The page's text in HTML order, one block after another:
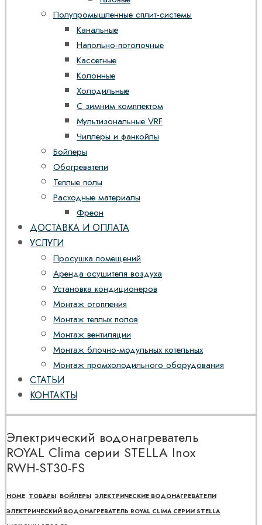
Полупромышленные сплит-системы
Канальные
Напольно-потолочные
Кассетные
Колонные
Холодильные
С зимним комплектом
Мультизональные VRF
Чиллеры и фанкойлы
Бойлеры
Обогреватели
Теплые полы
Расходные материалы
Фреон
ДОСТАВКА И ОПЛАТА
УСЛУГИ
Просушка помещений
Аренда осушителя воздуха
Установка кондиционеров
Монтаж отопления
Монтаж теплых полов
Монтаж вентиляции
Монтаж блочно-модульных котельных
Монтаж промхолодильного оборудования
СТАТЬИ
КОНТАКТЫ
Электрический водонагреватель
ROYAL Clima cерии STELLA Inox
RWH-ST30-FS
HOME ТОВАРЫ БОЙЛЕРЫ ЭЛЕКТРИЧЕСКИЕ ВОДОНАГРЕВАТЕЛИ
ЭЛЕКТРИЧЕСКИЙ ВОДОНАГРЕВАТЕЛЬ ROYAL CLIMA CЕРИИ STELLA